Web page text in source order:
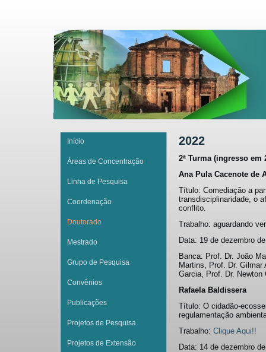
Início
Áreas de Concentração
Linha de Pesquisa
Coordenação
Doutorado
Mestrado
Grupo de Pesquisa
Convênios
Publicações
Projetos de Pesquisa
Projetos de Extensão
2022
2ª Turma (ingresso em
Ana Pula Cacenote de
Título: Comediação a
transdisciplinaridade, o
conflito.
Trabalho: aguardando
Data: 19 de dezembro
Banca: Prof. Dr. João
Martins, Prof. Dr.
Garcia, Prof. Dr. Newton
Rafaela Baldissera
Título: O cidadão-
regulamentação
Trabalho: Clique Aqui!!
Data: 14 de dezembro